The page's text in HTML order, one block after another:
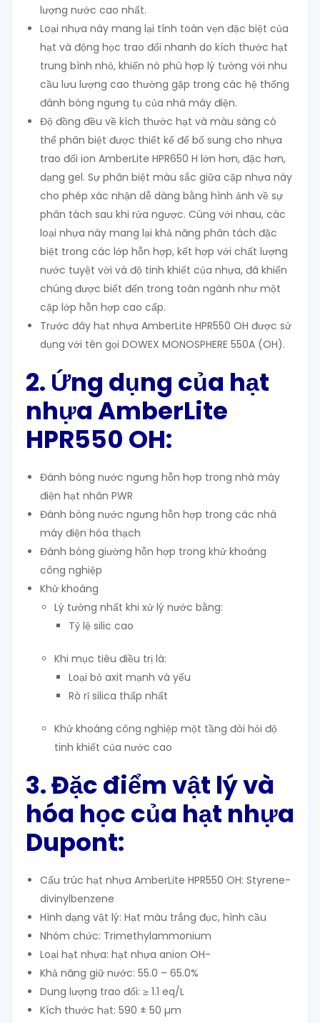
lượng nước cao nhất.
Loại nhựa này mang lại tính toàn vẹn đặc biệt của
hạt và động học trao đổi nhanh do kích thước hạt
trung bình nhỏ, khiến nó phù hợp lý tưởng với nhu
cầu lưu lượng cao thường gặp trong các hệ thống
đánh bóng ngưng tụ của nhà máy điện.
Độ đồng đều về kích thước hạt và màu sáng có
thể phân biệt được thiết kế để bổ sung cho nhựa
trao đổi ion AmberLite HPR650 H lớn hơn, đặc hơn,
dạng gel. Sự phân biệt màu sắc giữa cặp nhựa này
cho phép xác nhận dễ dàng bằng hình ảnh về sự
phân tách sau khi rửa ngược. Cùng với nhau, các
loại nhựa này mang lại khả năng phân tách đặc
biệt trong các lớp hỗn hợp, kết hợp với chất lượng
nước tuyệt vời và độ tinh khiết của nhựa, đã khiến
chúng được biết đến trong toàn ngành như một
cặp lớp hỗn hợp cao cấp.
Trước đây hạt nhựa AmberLite HPR550 OH được sử
dụng với tên gọi DOWEX MONOSPHERE 550A (OH).
2. Ứng dụng của hạt
nhựa AmberLite
HPR550 OH:
Đánh bóng nước ngưng hỗn hợp trong nhà máy
điện hạt nhân PWR
Đánh bóng nước ngưng hỗn hợp trong các nhà
máy điện hóa thạch
Đánh bóng giường hỗn hợp trong khử khoáng
công nghiệp
Khử khoáng
Lý tưởng nhất khi xử lý nước bằng:
Tỷ lệ silic cao
Khi mục tiêu điều trị là:
Loại bỏ axit mạnh và yếu
Rò rỉ silica thấp nhất
Khử khoáng công nghiệp một tầng đòi hỏi độ
tinh khiết của nước cao
3. Đặc điểm vật lý và
hóa học của hạt nhựa
Dupont:
Cấu trúc hạt nhựa AmberLite HPR550 OH: Styrene-
divinylbenzene
Hình dạng vật lý: Hạt màu trắng đục, hình cầu
Nhóm chức: Trimethylammonium
Loại hạt nhựa: hạt nhựa anion OH-
Khả năng giữ nước: 55.0 – 65.0%
Dung lượng trao đổi: ≥ 1.1 eq/L
Kích thước hạt: 590 ± 50 µm